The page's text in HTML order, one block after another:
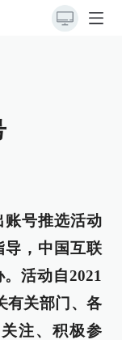
账号推选活动
导，中国互联
活动自2021
有关部门、各
注、积极参